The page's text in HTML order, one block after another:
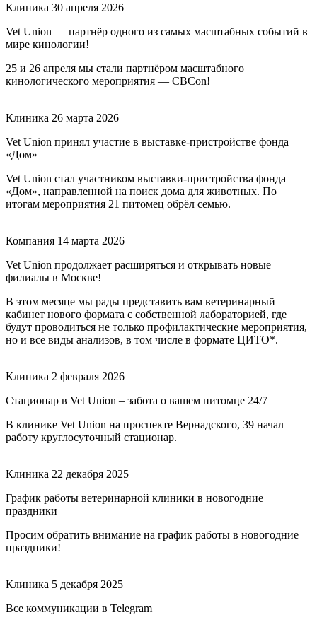
Клиника 30 апреля 2026
Vet Union — партнёр одного из самых масштабных событий в
мире кинологии!
25 и 26 апреля мы стали партнёром масштабного
кинологического мероприятия — CBCon!
Клиника 26 марта 2026
Vet Union принял участие в выставке-пристройстве фонда
«Дом»
Vet Union стал участником выставки-пристройства фонда
«Дом», направленной на поиск дома для животных. По
итогам мероприятия 21 питомец обрёл семью.
Компания 14 марта 2026
Vet Union продолжает расширяться и открывать новые
филиалы в Москве!
В этом месяце мы рады представить вам ветеринарный
кабинет нового формата с собственной лабораторией, где
будут проводиться не только профилактические мероприятия,
но и все виды анализов, в том числе в формате ЦИТО*.
Клиника 2 февраля 2026
Стационар в Vet Union – забота о вашем питомце 24/7
В клинике Vet Union на проспекте Вернадского, 39 начал
работу круглосуточный стационар.
Клиника 22 декабря 2025
График работы ветеринарной клиники в новогодние
праздники
Просим обратить внимание на график работы в новогодние
праздники!
Клиника 5 декабря 2025
Все коммуникации в Telegram